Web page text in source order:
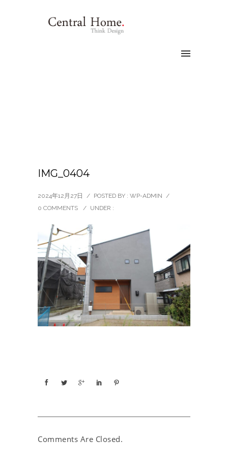
IMG_0404
2024年12月27日 / POSTED BY : WP-ADMIN /
0 COMMENTS
/ UNDER :
Comments Are Closed.